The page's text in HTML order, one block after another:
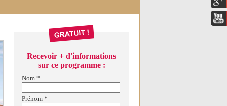
Recevoir + d'informations
sur ce programme :
Nom *
Prénom *